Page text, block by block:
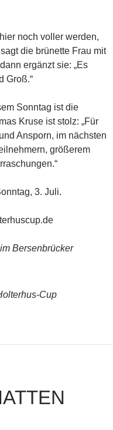
noch voller werden,
die brünette Frau mit
ergänzt sie: „Es
Groß.“
Sonntag ist die
Kruse ist stolz: „Für
Ansporn, im nächsten
größerem
3. Juli.
Bersenbrücker
Cup